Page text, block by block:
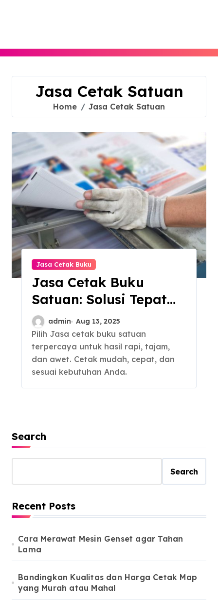
Jasa Cetak Satuan
Home Jasa Cetak Satuan
Jasa Cetak Buku
Jasa Cetak Buku
Satuan: Solusi Tepat
untuk Terbitkan
Naskah
admin Aug 13, 2025
Pilih Jasa cetak buku satuan
terpercaya untuk hasil rapi, tajam,
dan awet. Cetak mudah, cepat, dan
sesuai kebutuhan Anda.
Search
Search
Recent Posts
Cara Merawat Mesin Genset agar Tahan
Lama
Bandingkan Kualitas dan Harga Cetak Map
yang Murah atau Mahal